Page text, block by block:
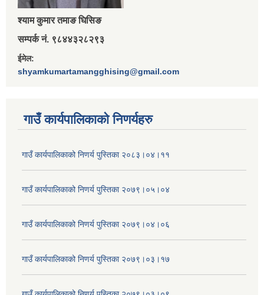
श्‍याम कुमार तमाङ घिसिङ
सम्पर्क नं. ९८४४३२८२९३
ईमेल:
shyamkumartamangghising@gmail.com
गाउँ कार्यपालिकाकाे निणर्यहरु
गाउँ कार्यपालिकाको निणर्य पुस्तिका २०८३।०४।११
गाउँ कार्यपालिकाको निणर्य पुस्तिका २०७९।०५।०४
गाउँ कार्यपालिकाको निणर्य पुस्तिका २०७९।०४।०६
गाउँ कार्यपालिकाको निणर्य पुस्तिका २०७९।०३।१७